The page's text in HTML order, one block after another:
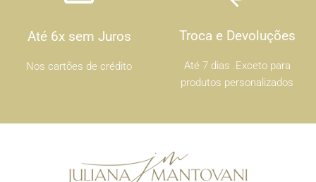
Até 6x sem Juros
Nos cartões de crédito
Troca e Devoluções
Até 7 dias .Exceto para
produtos personalizados